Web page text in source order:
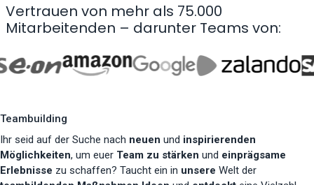
Vertrauen von mehr als 75.000
Mitarbeitenden – darunter Teams von:
Teambuilding
Ihr seid auf der Suche nach neuen und inspirierenden
Möglichkeiten, um euer Team zu stärken und einprägsame
Erlebnisse zu schaffen? Taucht ein in unsere Welt der